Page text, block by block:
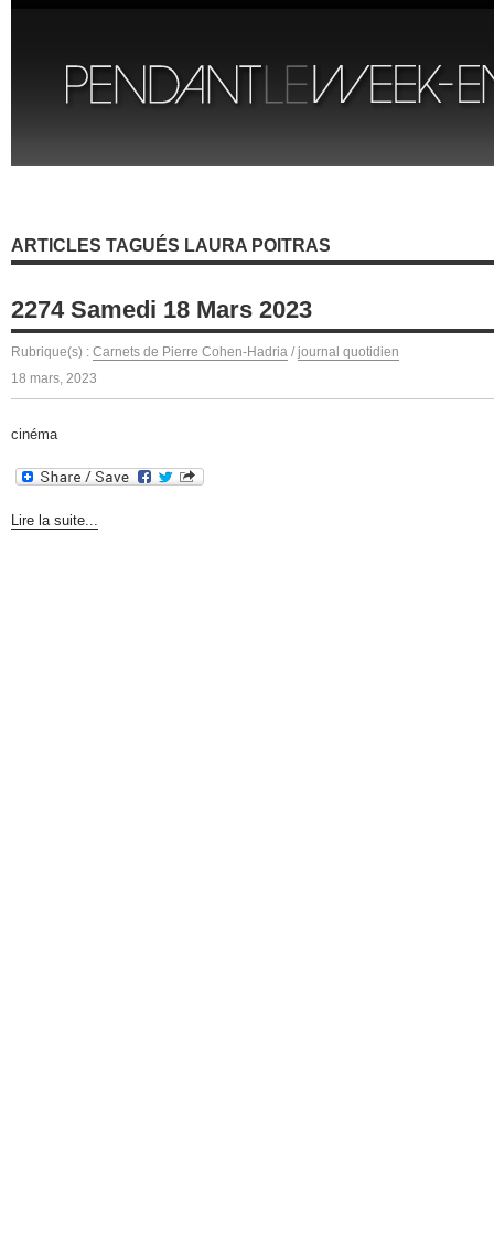
ARTICLES TAGUÉS LAURA POITRAS
2274 Samedi 18 Mars 2023
Rubrique(s) : Carnets de Pierre Cohen-Hadria / journal quotidien
18 mars, 2023
cinéma
Lire la suite...